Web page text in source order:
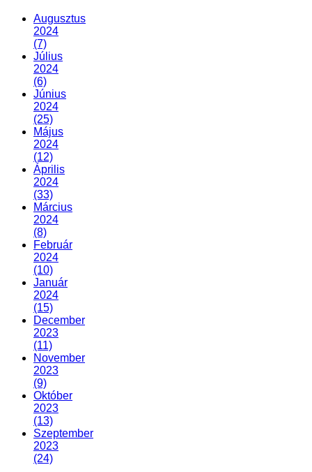
Augusztus
2024
(7)
Július
2024
(6)
Június
2024
(25)
Május
2024
(12)
Április
2024
(33)
Március
2024
(8)
Február
2024
(10)
Január
2024
(15)
December
2023
(11)
November
2023
(9)
Október
2023
(13)
Szeptember
2023
(24)